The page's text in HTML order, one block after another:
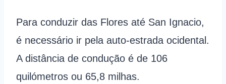
Para conduzir das Flores até San Ignacio,
é necessário ir pela auto-estrada ocidental.
A distância de condução é de 106
quilómetros ou 65,8 milhas.